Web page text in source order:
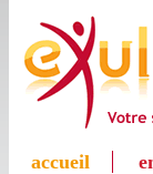
accueil